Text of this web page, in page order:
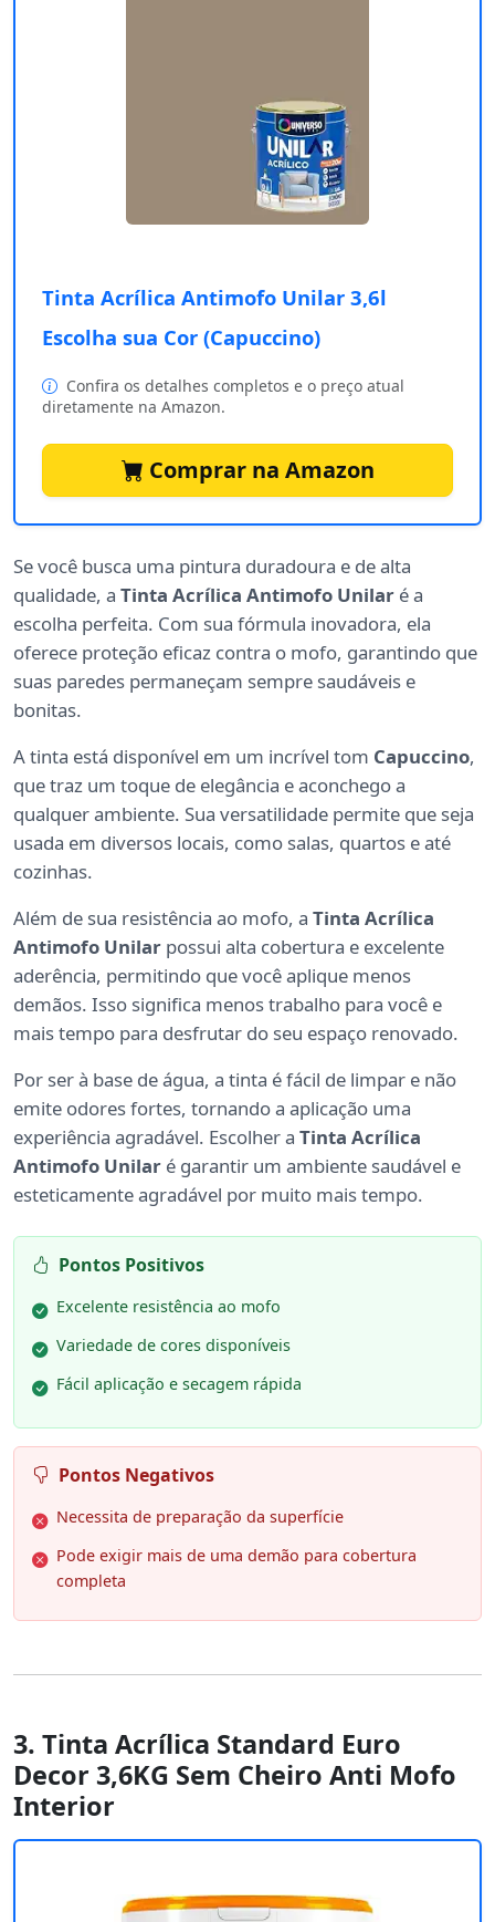
Tinta Acrílica Antimofo Unilar 3,6l
Escolha sua Cor (Capuccino)
Confira os detalhes completos e o preço atual
diretamente na Amazon.
Comprar na Amazon
Se você busca uma pintura duradoura e de alta
qualidade, a Tinta Acrílica Antimofo Unilar é a
escolha perfeita. Com sua fórmula inovadora, ela
oferece proteção eficaz contra o mofo, garantindo que
suas paredes permaneçam sempre saudáveis e
bonitas.
A tinta está disponível em um incrível tom Capuccino,
que traz um toque de elegância e aconchego a
qualquer ambiente. Sua versatilidade permite que seja
usada em diversos locais, como salas, quartos e até
cozinhas.
Além de sua resistência ao mofo, a Tinta Acrílica
Antimofo Unilar possui alta cobertura e excelente
aderência, permitindo que você aplique menos
demãos. Isso significa menos trabalho para você e
mais tempo para desfrutar do seu espaço renovado.
Por ser à base de água, a tinta é fácil de limpar e não
emite odores fortes, tornando a aplicação uma
experiência agradável. Escolher a Tinta Acrílica
Antimofo Unilar é garantir um ambiente saudável e
esteticamente agradável por muito mais tempo.
Pontos Positivos
Excelente resistência ao mofo
Variedade de cores disponíveis
Fácil aplicação e secagem rápida
Pontos Negativos
Necessita de preparação da superfície
Pode exigir mais de uma demão para cobertura
completa
3. Tinta Acrílica Standard Euro
Decor 3,6KG Sem Cheiro Anti Mofo
Interior